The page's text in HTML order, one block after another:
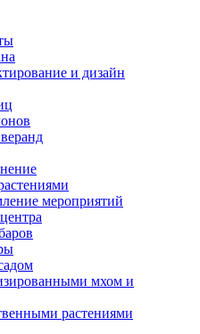
и дизайн
мероприятий
мхом и
растениями